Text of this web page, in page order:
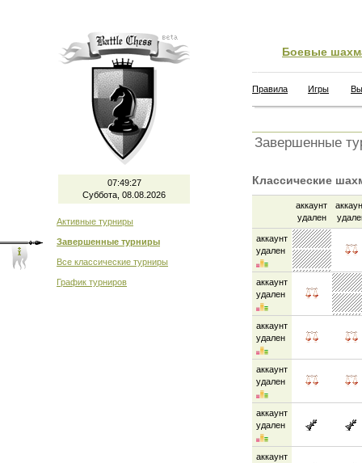
07:49:27
Суббота, 08.08.2026
Активные турниры
Завершенные турниры
Все классические турниры
График турниров
Боевые
Правила Игры
Завершенные
Классические
аккаунт
удален
аккаунт
удален
аккаунт
удален
аккаунт
удален
аккаунт
удален
аккаунт
удален
аккаунт